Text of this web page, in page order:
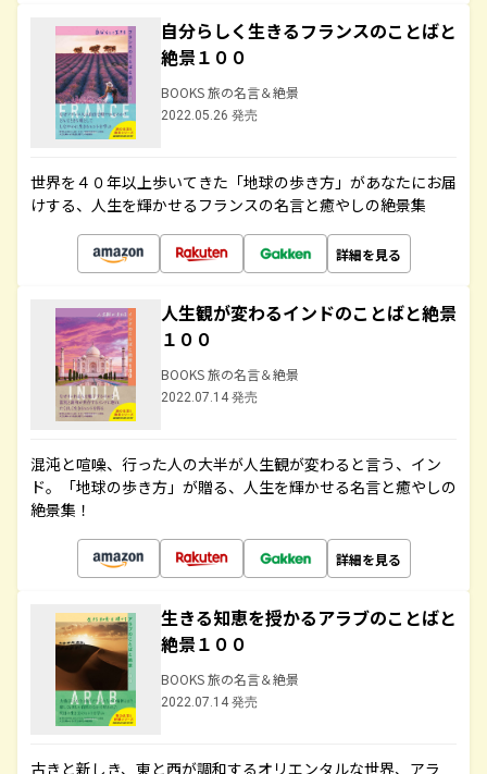
自分らしく生きるフランスのことばと
絶景１００
BOOKS 旅の名言＆絶景
2022.05.26 発売
世界を４０年以上歩いてきた「地球の歩き方」があなたにお届
けする、人生を輝かせるフランスの名言と癒やしの絶景集
詳細を見る
人生観が変わるインドのことばと絶景
１００
BOOKS 旅の名言＆絶景
2022.07.14 発売
混沌と喧噪、行った人の大半が人生観が変わると言う、イン
ド。「地球の歩き方」が贈る、人生を輝かせる名言と癒やしの
絶景集！
詳細を見る
生きる知恵を授かるアラブのことばと
絶景１００
BOOKS 旅の名言＆絶景
2022.07.14 発売
古きと新しき、東と西が調和するオリエンタルな世界、アラ